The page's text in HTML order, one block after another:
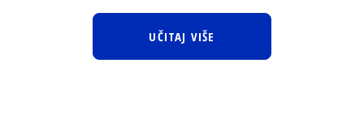
UČITAJ VIŠE